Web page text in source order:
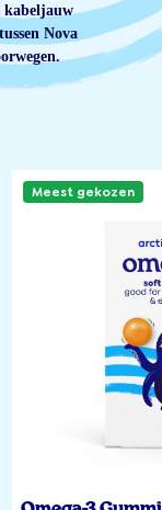
kabeljauw
Nova
Meest gekozen